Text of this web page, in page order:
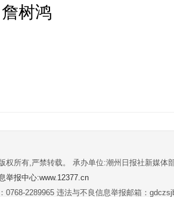
树鸿
权所有,严禁转载。 承办单位:潮州日报社新媒体
举报中心:www.12377.cn
0768-2289965 违法与不良信息举报邮箱：